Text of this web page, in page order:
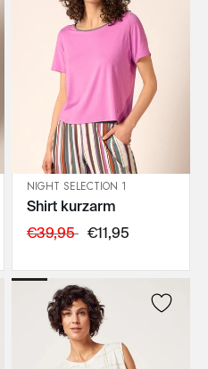
IN DEN WARENKORB
NIGHT SELECTION 1
Shirt kurzarm
€39,95 €11,95